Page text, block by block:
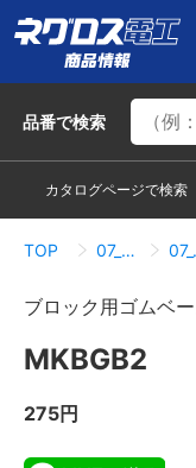
品番で検索
カタログページで検索
TOP 07_ハンガー・サポートシステム
ブロック用ゴムベー
MKBGB2
275円